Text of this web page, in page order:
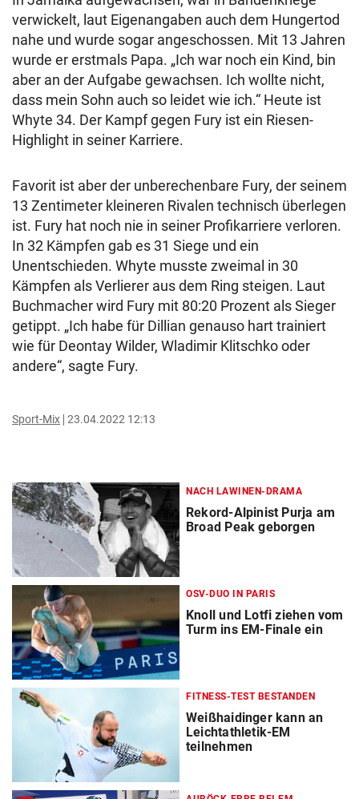
verwickelt, laut Eigenangaben auch dem Hungertod
nahe und wurde sogar angeschossen. Mit 13 Jahren
wurde er erstmals Papa. „Ich war noch ein Kind, bin
aber an der Aufgabe gewachsen. Ich wollte nicht,
dass mein Sohn auch so leidet wie ich.“ Heute ist
Whyte 34. Der Kampf gegen Fury ist ein Riesen-
Highlight in seiner Karriere.
Favorit ist aber der unberechenbare Fury, der seinem
13 Zentimeter kleineren Rivalen technisch überlegen
ist. Fury hat noch nie in seiner Profikarriere verloren.
In 32 Kämpfen gab es 31 Siege und ein
Unentschieden. Whyte musste zweimal in 30
Kämpfen als Verlierer aus dem Ring steigen. Laut
Buchmacher wird Fury mit 80:20 Prozent als Sieger
getippt. „Ich habe für Dillian genauso hart trainiert
wie für Deontay Wilder, Wladimir Klitschko oder
andere“, sagte Fury.
Sport-Mix 23.04.2022 12:13
NACH LAWINEN-DRAMA
Rekord-Alpinist Purja am
Broad Peak geborgen
OSV-DUO IN PARIS
Knoll und Lotfi ziehen vom
Turm ins EM-Finale ein
FITNESS-TEST BESTANDEN
Weißhaidinger kann an
Leichtathletik-EM
teilnehmen